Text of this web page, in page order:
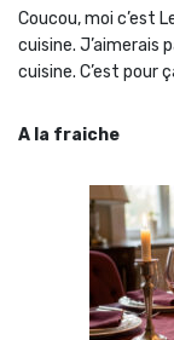
Coucou, moi c’est
cuisine. J’aimerais
cuisine. C’est pour
A la fraiche